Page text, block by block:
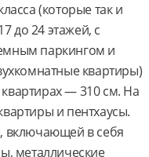
(которые так и
до 24 этажей, с
паркингом и
квартиры)
— 310 см. На
и пентхаусы.
включающей в себя
металлические